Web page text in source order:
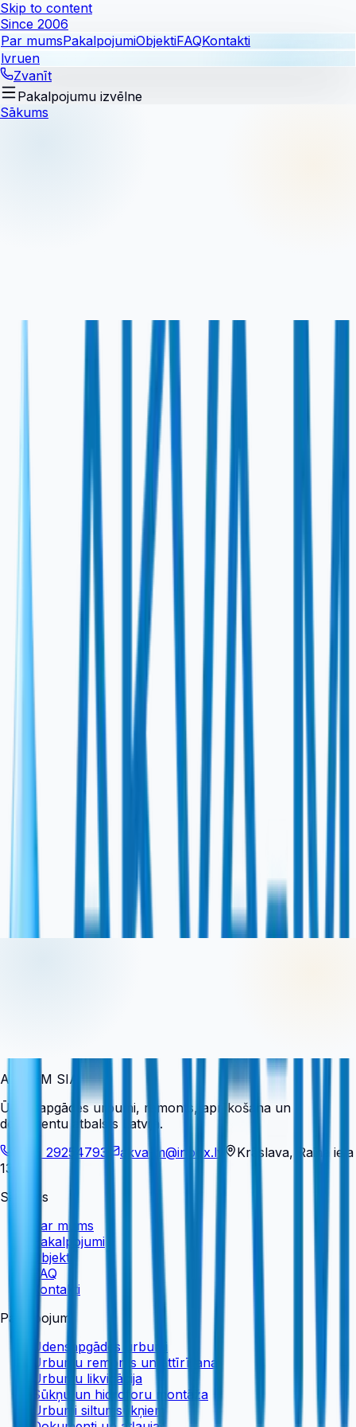
Skip to content
Since 2006
Par mumsPakalpojumiObjektiFAQKontakti
lvruen
Zvanīt
Pakalpojumu izvēlne
Sākums
Saņemt konsultāciju
Zvanīt
AKVA-M SIA
Ūdensapgādes urbumi, remonts, aprīkošana un
dokumentu atbalsts Latvijā.
+371 29254793
akva-m@inbox.lv
Krāslava, Raiņa iela
13
Sākums
Par mums
Pakalpojumi
Objekti
FAQ
Kontakti
Pakalpojumi
Ūdensapgādes urbumi
Urbumu remonts un attīrīšana
Urbumu likvidācija
Sūkņu un hidroforu montāža
Urbumi siltumsūkņiem